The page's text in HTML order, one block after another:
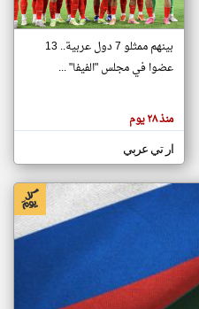
تغيير الدولة
جزر القمر على مدار الساعة
جزر القمر العاجلة والمباشرة
بينهم ممثلو 7 دول عربية.. 13
عضوا في مجلس "الفيفا" ...
منذ ٢٨ يوم
ار تي عربي
klyoum.com